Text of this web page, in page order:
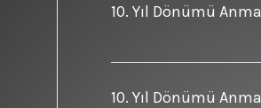
10. Yıl Dönümü
10. Yıl Dönümü